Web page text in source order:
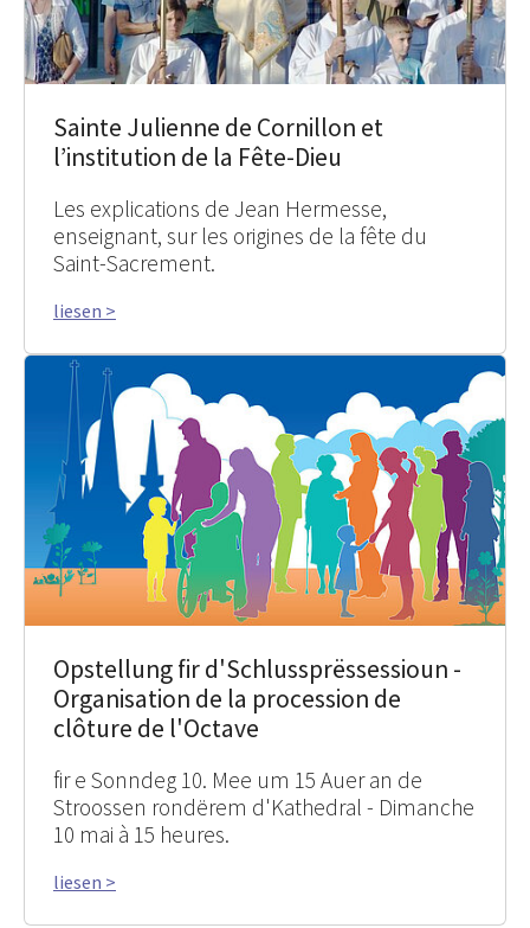
Sainte Julienne de Cornillon et
l’institution de la Fête-Dieu
Les explications de Jean Hermesse,
enseignant, sur les origines de la fête du
Saint-Sacrement.
liesen >
Opstellung fir d'Schlussprëssessioun -
Organisation de la procession de
clôture de l'Octave
fir e Sonndeg 10. Mee um 15 Auer an de
Stroossen rondërem d'Kathedral - Dimanche
10 mai à 15 heures.
liesen >